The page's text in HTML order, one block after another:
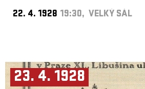
22. 4. 1928 19:30, VELKÝ SÁL
23. 4. 1928